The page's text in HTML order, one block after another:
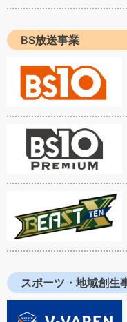
BS放送事業
スポーツ・地域創生